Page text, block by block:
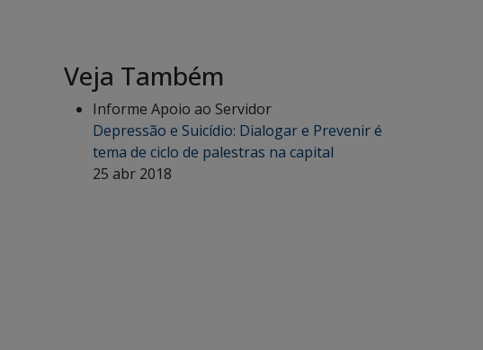
Veja Também
Informe Apoio ao Servidor
Depressão e Suicídio: Dialogar e Prevenir é
tema de ciclo de palestras na capital
25 abr 2018